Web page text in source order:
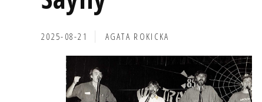
2025-08-21 AGATA ROKICKA